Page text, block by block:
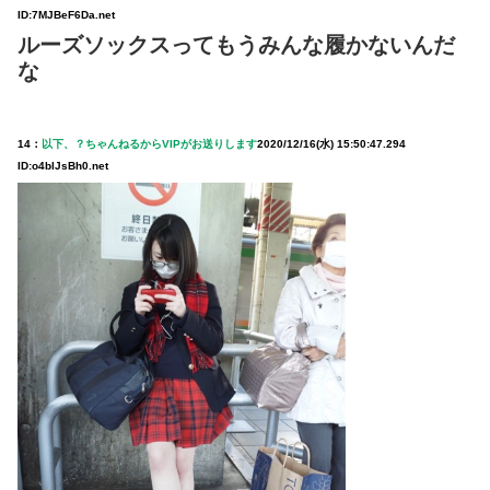
ID:7MJBeF6Da.net
ルーズソックスってもうみんな履かないんだ
な
14： 以下、？ちゃんねるからVIPがお送りします2020/12/16(水) 15:50:47.294
ID:o4blJsBh0.net